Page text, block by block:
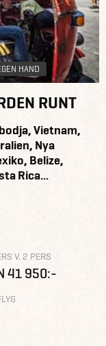
HAND
RUNT
Vietnam,
Nya
Belize,
Rica...
V. 2 PERS
41 950:-